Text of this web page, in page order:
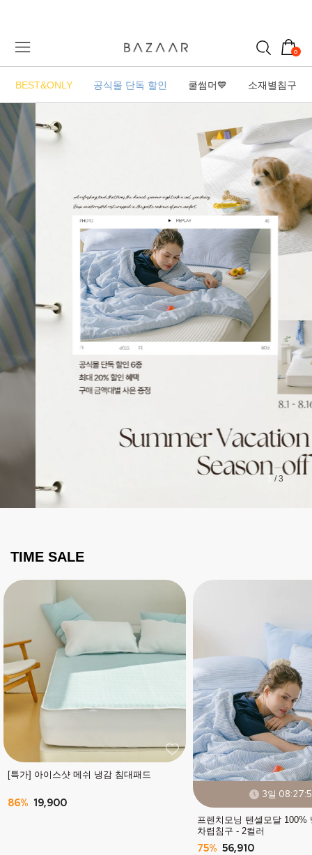
0
BEST&ONLY 공식몰 단독 할인 쿨썸머💙 소재별침구
/3
TIME SALE
[특가] 아이스샷 메쉬 냉감 침대패드
86% 19,900
3일
프렌치모닝 텐셀모달 100%
차렵침구 - 2컬러
75% 56,910